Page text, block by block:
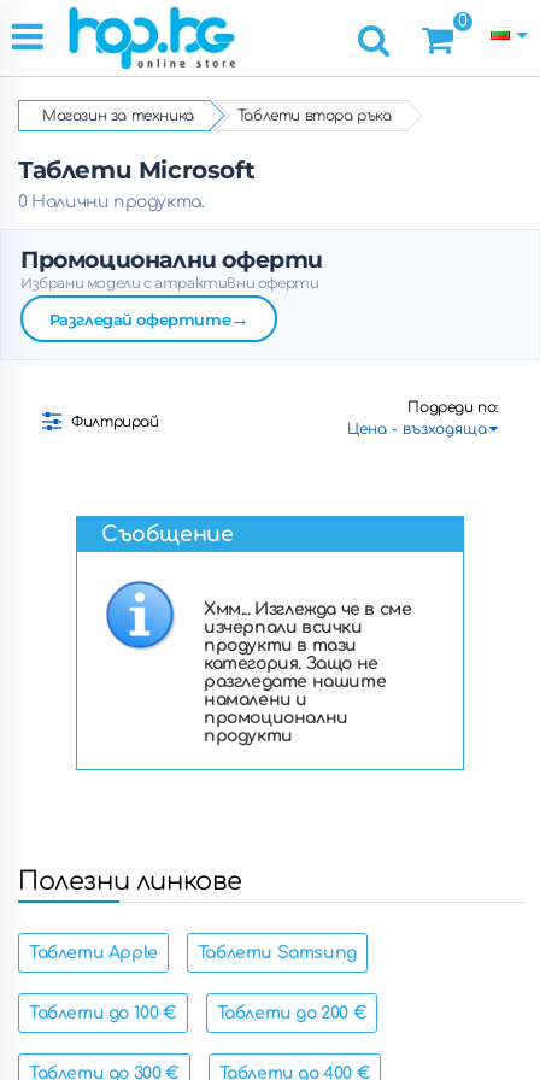
0
Магазин за техника Таблети втора ръка
Таблети Microsoft
0 Налични продукта.
Промоционални оферти
Избрани модели с атрактивни оферти
Разгледай офертите→
Филтрирай
Подреди по:
Съобщение
Хмм... Изглежда че в сме
изчерпали всички
продукти в тази
категория. Защо не
разгледате нашите
намалени и
промоционални
продукти
Полезни линкове
Таблети Apple Таблети Samsung
Таблети до 100 € Таблети до 200 €
Таблети до 300 € Таблети до 400 €